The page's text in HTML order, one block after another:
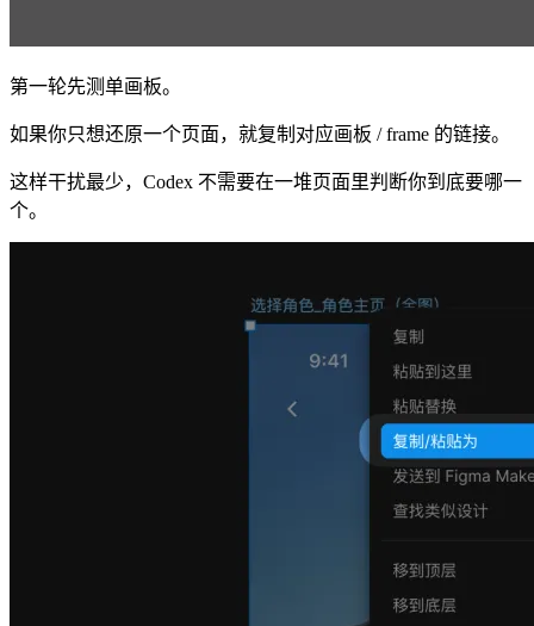
第一轮先测单画板。
如果你只想还原一个页面，就复制对应画板 / frame 的链接。
这样干扰最少，Codex 不需要在一堆页面里判断你到底要哪一
个。